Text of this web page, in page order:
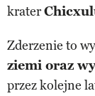
krater
Zderzenie to
ziemi oraz
przez kolejne